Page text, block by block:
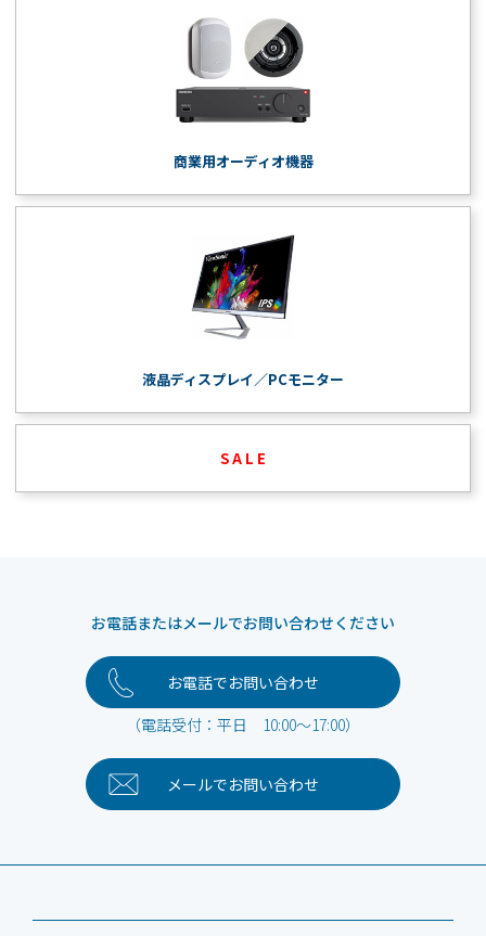
商業用オーディオ機器
液晶ディスプレイ／PCモニター
S A L E
お電話またはメールでお問い合わせください
お電話でお問い合わせ
（電話受付：平日 10:00～17:00）
メールでお問い合わせ